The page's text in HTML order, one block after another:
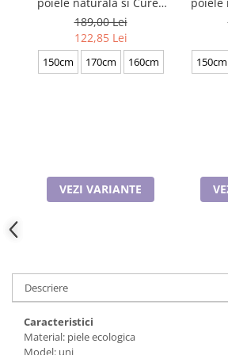
Cadouri pentru Doctori
Cadouri pentru Sfânta Maria
Martisoare
poiele naturala si Curea
de barbati neagra, serie
mare battal, A702-
4.N_1379
189,00 Lei
122,85 Lei
150cm 170cm 160cm
VEZI VARIANTE
poiele
de
150cm
Descriere
Caracteristici
Material: piele ecologica